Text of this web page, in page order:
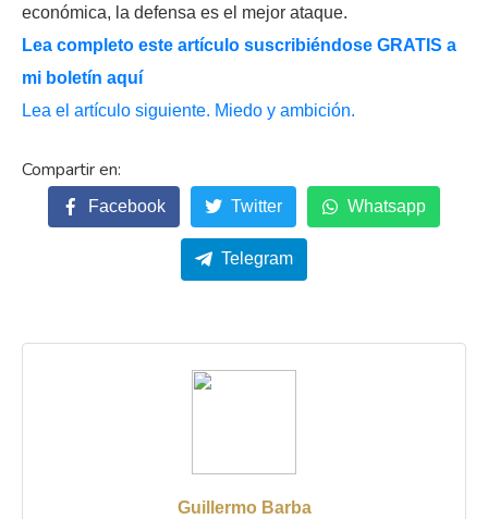
económica, la defensa es el mejor ataque.
Lea completo este artículo suscribiéndose GRATIS a
mi boletín aquí
Lea el artículo siguiente. Miedo y ambición.
Facebook Twitter Whatsapp
Telegram
Guillermo Barba